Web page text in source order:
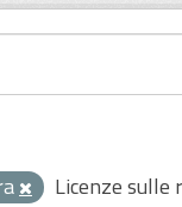
Licenze sulle